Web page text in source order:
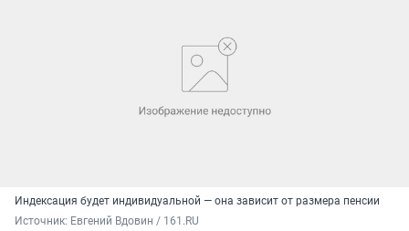
Индексация будет индивидуальной — она зависит от размера пенсии
Источник: Евгений Вдовин / 161.RU